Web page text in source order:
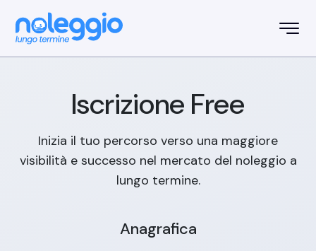
Iscrizione Free
Inizia il tuo percorso verso una maggiore
visibilità e successo nel mercato del noleggio a
lungo termine.
Anagrafica